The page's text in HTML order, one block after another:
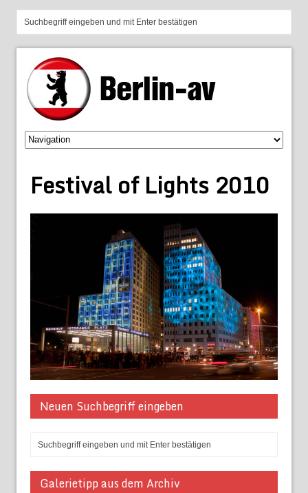
Festival of Lights 2010
Neuen Suchbegriff eingeben
Galerietipp aus dem Archiv